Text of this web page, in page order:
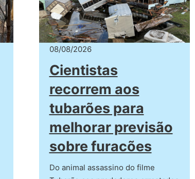
08/08/2026
Cientistas
recorrem aos
tubarões para
melhorar previsão
sobre furacões
Do animal assassino do filme